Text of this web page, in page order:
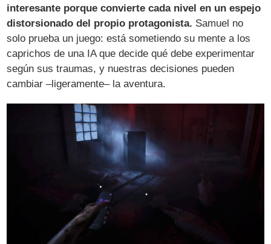
interesante porque convierte cada nivel en un espejo
distorsionado del propio protagonista. Samuel no
solo prueba un juego: está sometiendo su mente a los
caprichos de una IA que decide qué debe experimentar
según sus traumas, y nuestras decisiones pueden
cambiar –ligeramente– la aventura.